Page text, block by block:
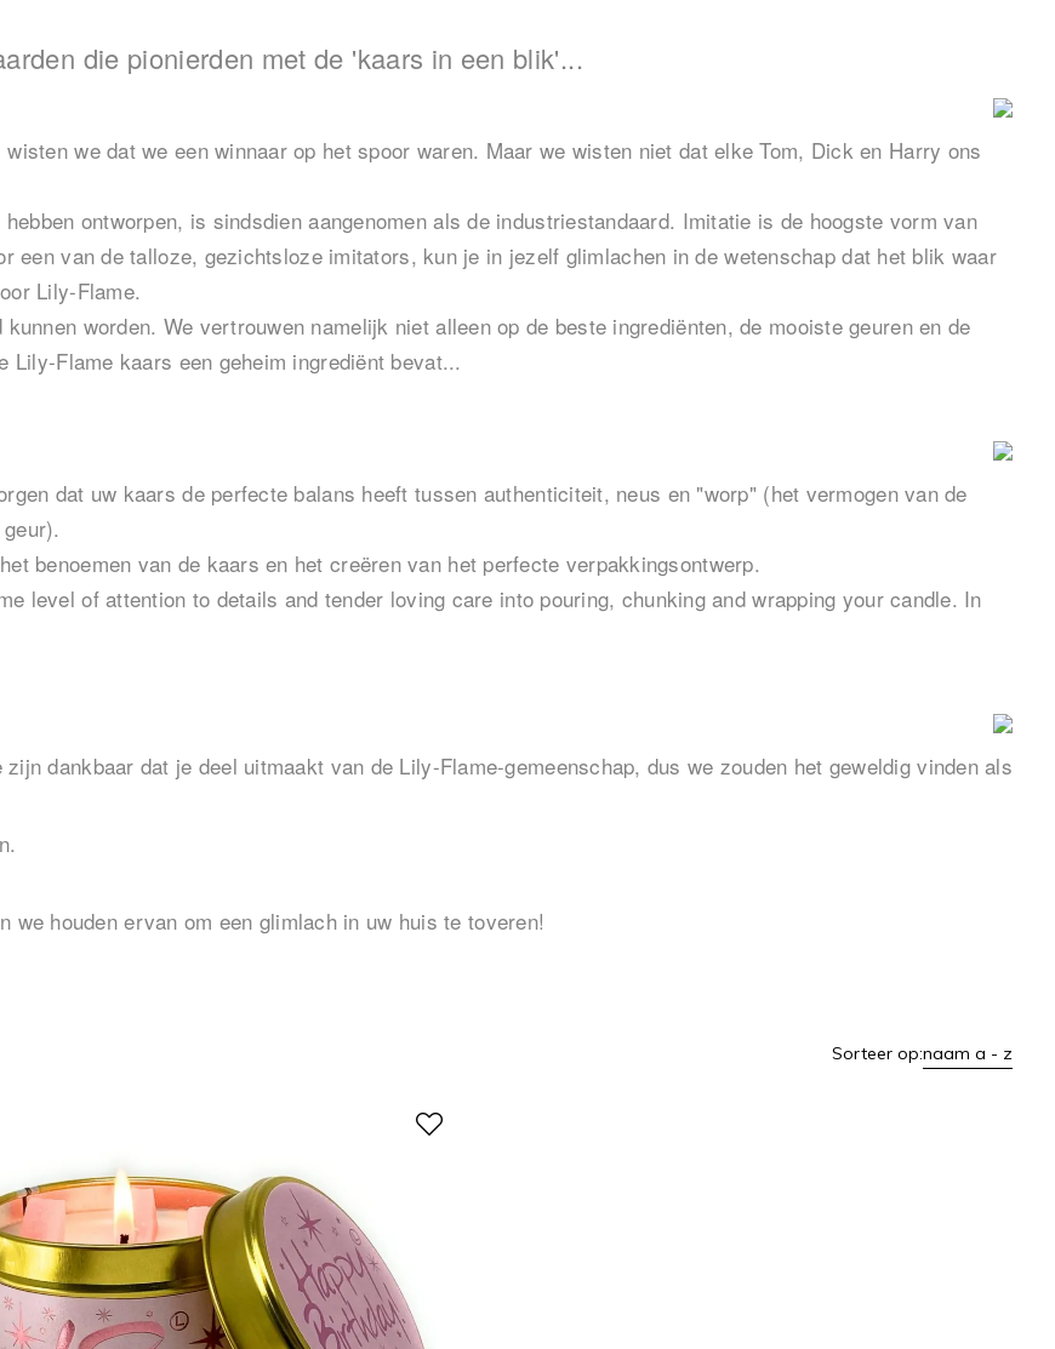
die pionierden met de 'kaars in een blik'...
we dat we een winnaar op het spoor waren. Maar we wisten niet dat elke Tom, Dick en Harry ons
ontworpen, is sindsdien aangenomen als de industriestandaard. Imitatie is de hoogste vorm van
een van de talloze, gezichtsloze imitators, kun je in jezelf glimlachen in de wetenschap dat het blik waar
Lily-Flame.
worden. We vertrouwen namelijk niet alleen op de beste ingrediënten, de mooiste geuren en de
Flame kaars een geheim ingrediënt bevat...
dat uw kaars de perfecte balans heeft tussen authenticiteit, neus en "worp" (het vermogen van de
benoemen van de kaars en het creëren van het perfecte verpakkingsontwerp.
level of attention to details and tender loving care into pouring, chunking and wrapping your candle. In
dankbaar dat je deel uitmaakt van de Lily-Flame-gemeenschap, dus we zouden het geweldig vinden als
we houden ervan om een glimlach in uw huis te toveren!
Sorteer op:naam a - z